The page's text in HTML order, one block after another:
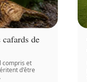
de
compris et
d'être